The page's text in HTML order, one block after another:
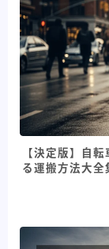
【決定版】自
る運搬方法大全